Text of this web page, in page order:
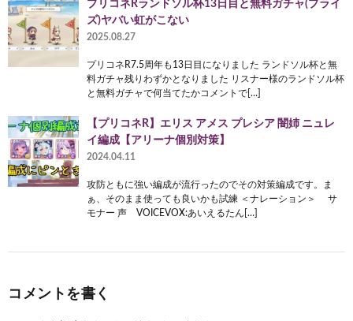
プリコネRランドソル杯13日目と無料ガチャ(プライ
ズ)ヤバい虹がこない
2025.08.27
プリコネR7.5周年も13日目になりました ランドソル杯と無
料ガチャ残りわずかとなりました リスナー様のランドソル杯
と無料ガチャで何当てたかコメントで[…]
【プリコネR】エリス アメス プレシア 闇姉 ニュレ
イ編成【アリーナ個別対策】
2024.04.11
攻防ともに強い編成が流行ったのでその対策編成です。ま
ぁ、そのまま使っても良いかも試練 ＜ナレーション＞ サ
モナー 声 VOICEVOX:あいえるたん[…]
コメントを書く